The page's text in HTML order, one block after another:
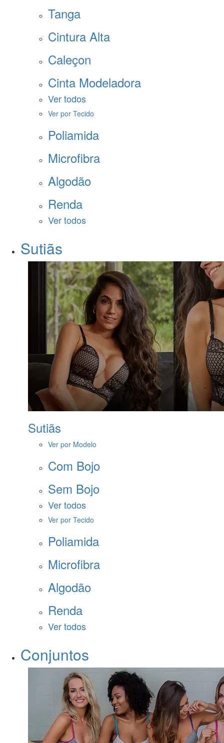
Tanga
Cintura Alta
Caleçon
Cinta Modeladora
Ver todos
Ver por Tecido
Poliamida
Microfibra
Algodão
Renda
Ver todos
Sutiãs
Sutiãs
Ver por Modelo
Com Bojo
Sem Bojo
Ver todos
Ver por Tecido
Poliamida
Microfibra
Algodão
Renda
Ver todos
Conjuntos